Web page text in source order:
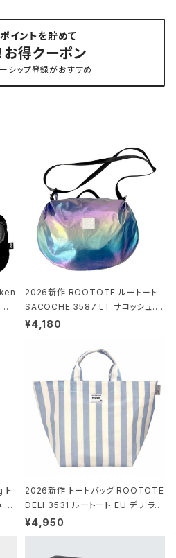
イントを貯めて
お得クーポン
シップ登録がおすすめ
ボ
ラ
2026新作 ROOTOTE ルートート
SACOCHE 3587 LT.サコッシュ.ル
ミエ-B ショルダーバッグ グロスネイ
¥4,180
ト
大
2026新作 トートバッグ ROOTOTE
DELI 3531 ルートート EU.デリ.ラミ
ネート-W サックス・ホワイト
¥4,950